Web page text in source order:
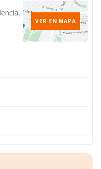
VER EN MAPA